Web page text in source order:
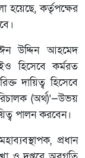
হয়েছে, কর্তৃপক্ষের
উদ্দিন আহমেদ
হিসেবে কর্মরত
দায়িত্ব হিসেবে
(অর্থ)’—উভয়
পালন করবেন।
প্রধান